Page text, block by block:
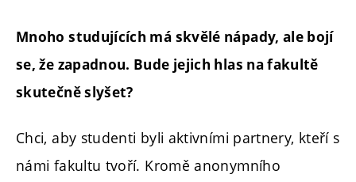
Mnoho studujících má skvělé nápady, ale bojí
se, že zapadnou. Bude jejich hlas na fakultě
skutečně slyšet?
Chci, aby studenti byli aktivními partnery, kteří s
námi fakultu tvoří. Kromě anonymního